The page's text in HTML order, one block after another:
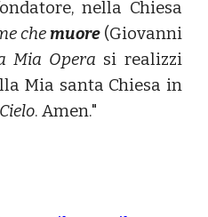
nella Chiesa
chemuore(Giovanni
Mia Opera si realizzi
Mia santa Chiesa in
. Amen."